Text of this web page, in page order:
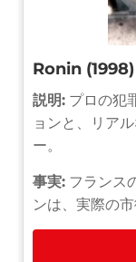
Ronin (1998)
説明: プロの犯
ョンと、リア
ー。
事実: フランス
ンは、実際の